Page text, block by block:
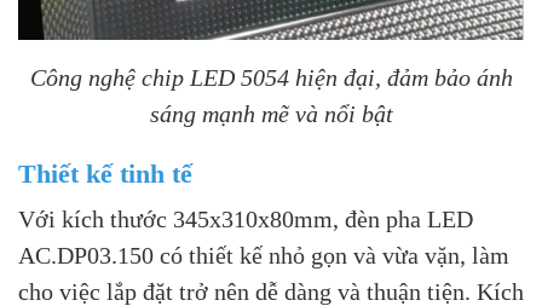
Công nghệ chip LED 5054 hiện đại, đảm bảo ánh
sáng mạnh mẽ và nổi bật
Thiết kế tinh tế
Với kích thước 345x310x80mm, đèn pha LED
AC.DP03.150 có thiết kế nhỏ gọn và vừa vặn, làm
cho việc lắp đặt trở nên dễ dàng và thuận tiện. Kích